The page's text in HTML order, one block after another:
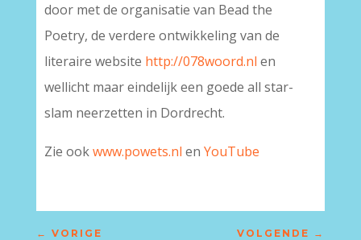
door met de organisatie van Bead the
Poetry, de verdere ontwikkeling van de
literaire website http://078woord.nl en
wellicht maar eindelijk een goede all star-
slam neerzetten in Dordrecht.
Zie ookwww.powets.nl en YouTube
← VORIGE VOLGENDE →